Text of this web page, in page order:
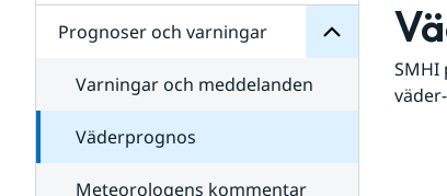
Prognoser och varningar
Varningar och meddelanden
Väderprognos
Meteorologens kommentar
SMHI